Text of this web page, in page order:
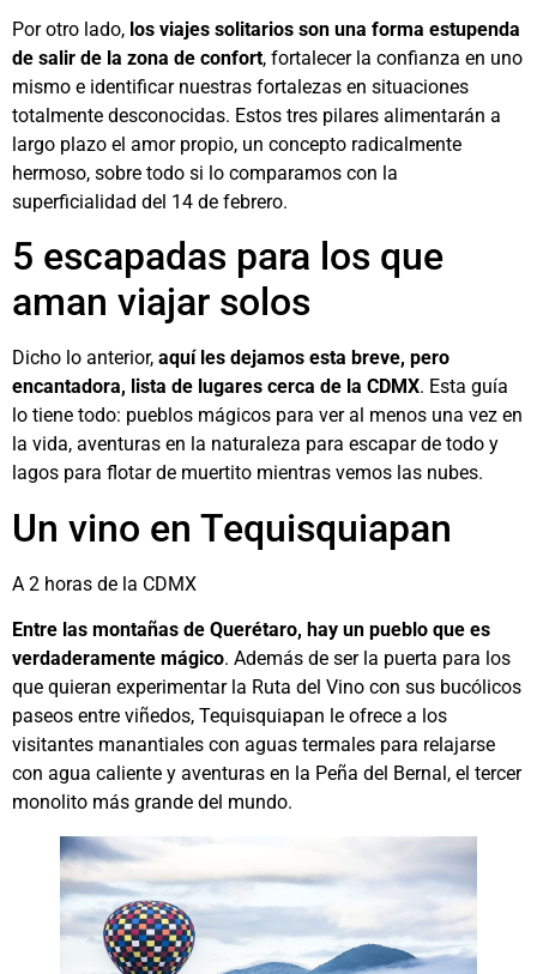
Por otro lado, los viajes solitarios son una forma estupenda
de salir de la zona de confort, fortalecer la confianza en uno
mismo e identificar nuestras fortalezas en situaciones
totalmente desconocidas. Estos tres pilares alimentarán a
largo plazo el amor propio, un concepto radicalmente
hermoso, sobre todo si lo comparamos con la
superficialidad del 14 de febrero.
5 escapadas para los que
aman viajar solos
Dicho lo anterior, aquí les dejamos esta breve, pero
encantadora, lista de lugares cerca de la CDMX. Esta guía
lo tiene todo: pueblos mágicos para ver al menos una vez en
la vida, aventuras en la naturaleza para escapar de todo y
lagos para flotar de muertito mientras vemos las nubes.
Un vino en Tequisquiapan
A 2 horas de la CDMX
Entre las montañas de Querétaro, hay un pueblo que es
verdaderamente mágico. Además de ser la puerta para los
que quieran experimentar la Ruta del Vino con sus bucólicos
paseos entre viñedos, Tequisquiapan le ofrece a los
visitantes manantiales con aguas termales para relajarse
con agua caliente y aventuras en la Peña del Bernal, el tercer
monolito más grande del mundo.